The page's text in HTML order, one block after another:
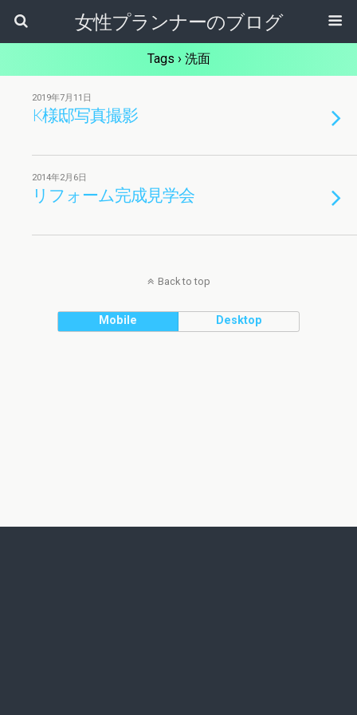
女性プランナーのブログ
Tags › 洗面
2019年7月11日
K様邸写真撮影
2014年2月6日
リフォーム完成見学会
Back to top
Mobile Desktop